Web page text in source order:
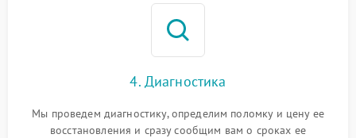
4. Диагностика
Мы проведем диагностику, определим поломку и цену ее
восстановления и сразу сообщим вам о сроках ее